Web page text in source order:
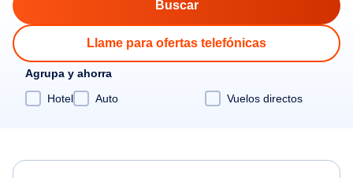
Llame para ofertas telefónicas
Agrupa y ahorra
Hotel
Auto Vuelos directos